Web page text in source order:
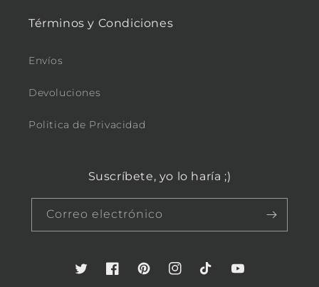
Términos y Condiciones
Envíos
Devoluciones
Politica de Privacidad
Suscríbete, yo lo haría ;)
Correo electrónico
TwitterFacebookPinterestInstagramTikTokYouTube